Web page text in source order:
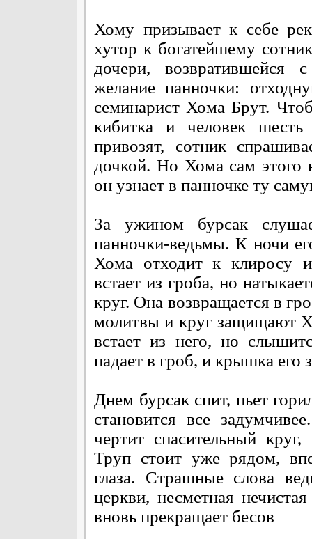
Хому призывает к себе
хутор к богатейшему
дочери, возвратившейся
желание панночки:
семинарист Хома Брут.
кибитка и человек шесть
привозят, сотник
дочкой. Но Хома сам этого
он узнает в панночке ту
За ужином бурсак
панночки-ведьмы. К ночи
Хома отходит к клиросу
встает из гроба, но
круг. Она возвращается в
молитвы и круг защищают
встает из него, но
падает в гроб, и крышка его
Днем бурсак спит, пьет
становится все
чертит спасительный
Труп стоит уже рядом,
глаза. Страшные слова
церкви, несметная
вновь прекращает бесов